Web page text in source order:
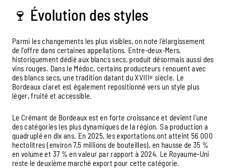
🍷 Évolution des styles
Parmi les changements les plus visibles, on note l’élargissement
de l’offre dans certaines appellations. Entre-deux-Mers,
historiquement dédié aux blancs secs, produit désormais aussi des
vins rouges. Dans le Médoc, certains producteurs renouent avec
des blancs secs, une tradition datant du XVIIIᵉ siècle. Le
Bordeaux claret est également repositionné vers un style plus
léger, fruité et accessible.
Le Crémant de Bordeaux est en forte croissance et devient l’une
des catégories les plus dynamiques de la région. Sa production a
quadruplé en dix ans. En 2025, les exportations ont atteint 56 000
hectolitres (environ 7,5 millions de bouteilles), en hausse de 35 %
en volume et 37 % en valeur par rapport à 2024. Le Royaume-Uni
reste le deuxième marché export pour cette catégorie.